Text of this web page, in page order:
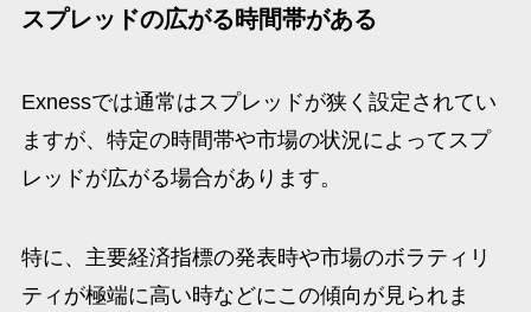
スプレッドの広がる時間帯がある
Exnessでは通常はスプレッドが狭く設定されてい
ますが、特定の時間帯や市場の状況によってスプ
レッドが広がる場合があります。
特に、主要経済指標の発表時や市場のボラティリ
ティが極端に高い時などにこの傾向が見られま